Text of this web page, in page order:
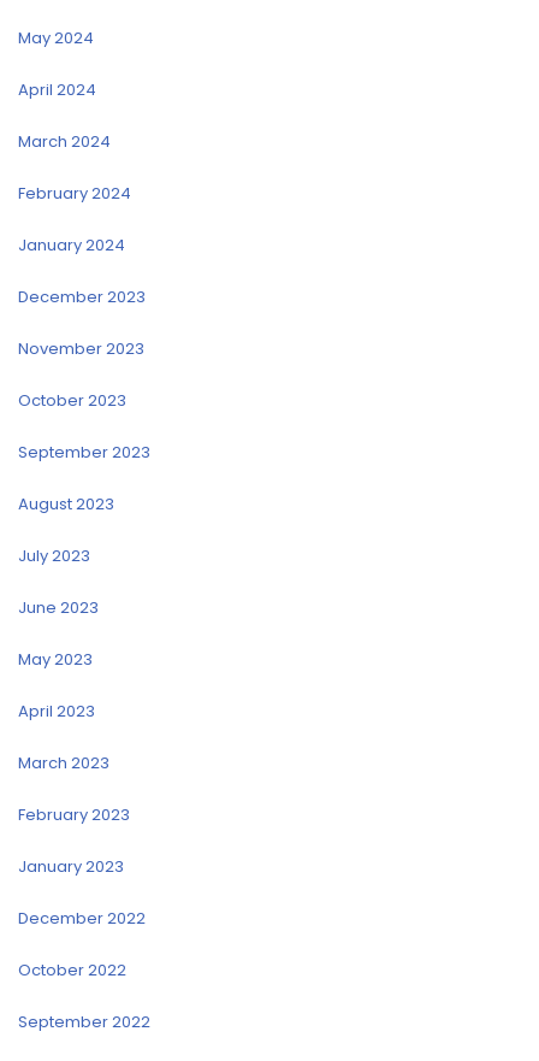
May 2024
April 2024
March 2024
February 2024
January 2024
December 2023
November 2023
October 2023
September 2023
August 2023
July 2023
June 2023
May 2023
April 2023
March 2023
February 2023
January 2023
December 2022
October 2022
September 2022